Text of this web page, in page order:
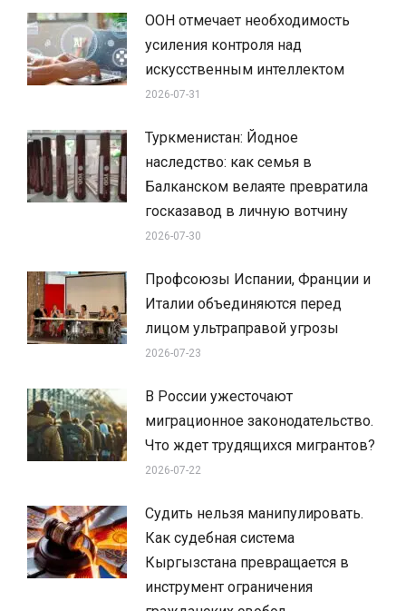
ООН отмечает необходимость
усиления контроля над
искусственным интеллектом
2026-07-31
Туркменистан: Йодное
наследство: как семья в
Балканском велаяте превратила
госказавод в личную вотчину
2026-07-30
Профсоюзы Испании, Франции и
Италии объединяются перед
лицом ультраправой угрозы
2026-07-23
В России ужесточают
миграционное законодательство.
Что ждет трудящихся мигрантов?
2026-07-22
Судить нельзя манипулировать.
Как судебная система
Кыргызстана превращается в
инструмент ограничения